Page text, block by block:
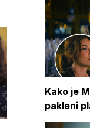
Kako je
pakleni